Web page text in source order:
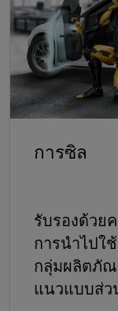
การซิล
รับรองด้วย
การนำไปใ
กลุ่มผลิตภัณ
แนวแบบส่ว